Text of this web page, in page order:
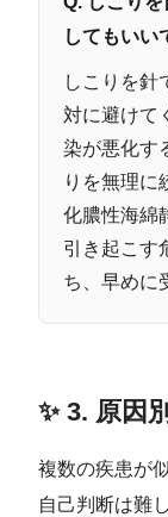
してもいい
しこりを針
対に避けて
染が悪化す
りを無理に
化膿性海綿
引き起こす
ち、早めに
✨ 3. 原因
複数の疾患が
自己判断は難